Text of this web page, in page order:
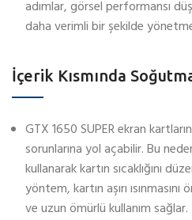
adımlar, görsel performansı
daha verimli bir şekilde
İçerik Kısmında
GTX 1650 SUPER ekran
sorunlarına yol açabilir. Bu
kullanarak kartın sıcaklığını
yöntem, kartın aşırı
ve uzun ömürlü kullanım sağlar.